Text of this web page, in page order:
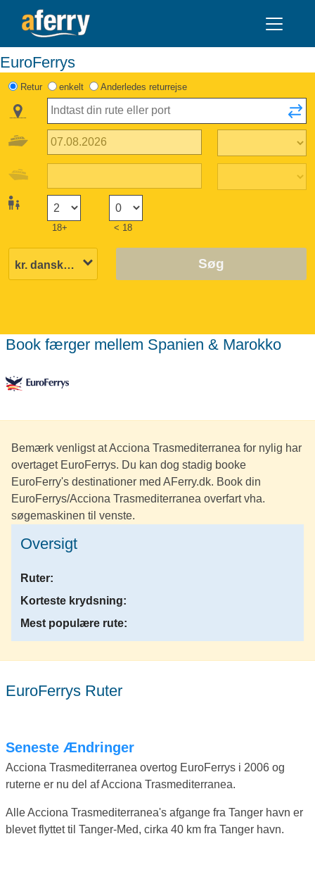
EuroFerrys
Retur enkelt Anderledes returrejse
18+ < 18
Søg
Book færger mellem Spanien & Marokko
Bemærk venligst at Acciona Trasmediterranea for nylig har
overtaget EuroFerrys. Du kan dog stadig booke
EuroFerry's destinationer med AFerry.dk. Book din
EuroFerrys/Acciona Trasmediterranea overfart vha.
søgemaskinen til venste.
Oversigt
Ruter:
Korteste krydsning:
Mest populære rute:
EuroFerrys Ruter
Seneste Ændringer
Acciona Trasmediterranea overtog EuroFerrys i 2006 og
ruterne er nu del af Acciona Trasmediterranea.
Alle Acciona Trasmediterranea's afgange fra Tanger havn er
blevet flyttet til Tanger-Med, cirka 40 km fra Tanger havn.